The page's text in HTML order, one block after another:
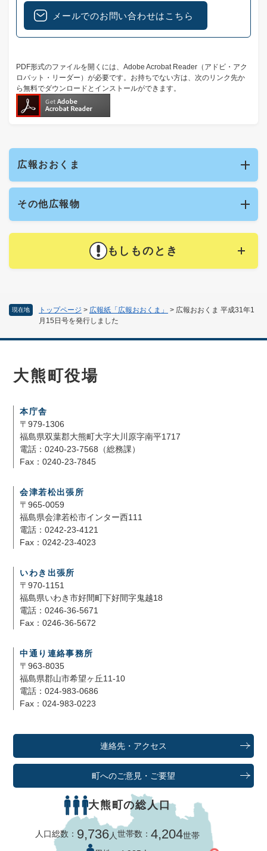
現在地 トップページ > 広報紙「広報おおくま」 > 広報おおくま 平成31年1
月15日号を発行しました
メールでのお問い合わせはこちら
PDF形式のファイルを開くには、Adobe Acrobat Reader（アドビ・アク
ロバット・リーダー）が必要です。お持ちでない方は、次のリンク先か
ら無料でダウンロードとインストールができます。
広報おおくま
その他広報物
もしものとき
大熊町役場
本庁舎
〒979-1306
福島県双葉郡大熊町大字大川原字南平1717
電話：0240-23-7568（総務課）
Fax：0240-23-7845
会津若松出張所
〒965-0059
福島県会津若松市インター西111
電話：0242-23-4121
Fax：0242-23-4023
いわき出張所
〒970-1151
福島県いわき市好間町下好間字鬼越18
電話：0246-36-5671
Fax：0246-36-5672
中通り連絡事務所
〒963-8035
福島県郡山市希望ヶ丘11-10
電話：024-983-0686
Fax：024-983-0223
連絡先・アクセス
町へのご意見・ご要望
大熊町の総人口
人口総数： 9,736人世帯数：4,204世帯